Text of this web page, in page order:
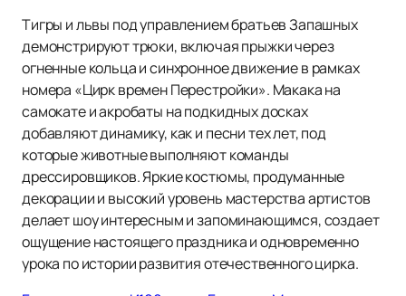
Тигры и львы под управлением братьев Запашных
демонстрируют трюки, включая прыжки через
огненные кольца и синхронное движение в рамках
номера «Цирк времен Перестройки». Макака на
самокате и акробаты на подкидных досках
добавляют динамику, как и песни тех лет, под
которые животные выполняют команды
дрессировщиков. Яркие костюмы, продуманные
декорации и высокий уровень мастерства артистов
делает шоу интересным и запоминающимся, создает
ощущение настоящего праздника и одновременно
урока по истории развития отечественного цирка.